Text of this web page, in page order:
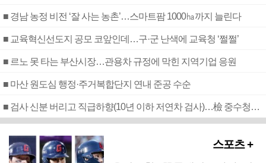
■ 경남 농정 비전 ‘잘 사는 농촌’…스마트팜 1000㏊까지 늘린다
■ 교육혁신선도지 공모 코앞인데…구·군 난색에 교육청 ‘쩔쩔’
■ 르노 못 타는 부산시장…관용차 규정에 막힌 지역기업 응원
■ 마산 원도심 행정·주거복합단지 연내 준공 수순
■ 검사 신분 버리고 직급하향(10년 이하 저연차 검사)…檢 중수청행 기피
스포츠 +